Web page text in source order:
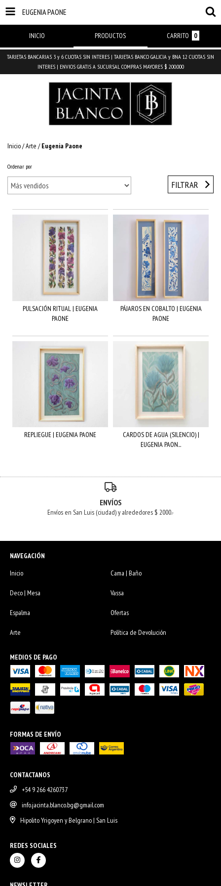
EUGENIA PAONE
INICIO PRODUCTOS CARRITO 0
TARJETAS BANCARIAS 3 y 6 CUOTAS SIN INTERES | TARJETAS BANCO GALICIA y BNA 12 CUOTAS SIN
INTERES | ENVIOS GRATIS A SUCURSAL COMPRAS MAYORES $ 200.000
Inicio/Arte / Eugenia Paone
Ordenar por
FILTRAR
PULSACIÓN RITUAL | EUGENIA
PAONE
PÁJAROS EN COBALTO | EUGENIA
PAONE
REPLIEGUE | EUGENIA PAONE
CARDOS DE AGUA (SILENCIO) |
EUGENIA PAON...
ENVÍOS
Envíos en San Luis (ciudad) y alrededores $ 2000.-
NAVEGACIÓN
Inicio
Cama | Baño
Deco | Mesa Vassa
Espalma Ofertas
Arte Política de Devolución
MEDIOS DE PAGO
FORMAS DE ENVÍO
CONTACTANOS
+54 9 266 4260737
info.jacinta.blanco.bg@gmail.com
Hipolito Yrigoyen y Belgrano | San Luis
REDES SOCIALES